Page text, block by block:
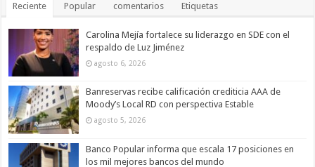
Reciente Popular comentarios Etiquetas
Carolina Mejía fortalece su liderazgo en SDE con el
respaldo de Luz Jiménez
agosto 6, 2026
Banreservas recibe calificación crediticia AAA de
Moody’s Local RD con perspectiva Estable
agosto 5, 2026
Banco Popular informa que escala 17 posiciones en
los mil mejores bancos del mundo